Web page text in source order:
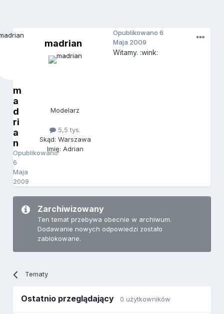
m
a
d
ri
a
n
Opublikowano
6
Maja
2009
madrian
Modelarz
5,5 tys.
Skąd: Warszawa
Imię: Adrian
Opublikowano6
Maja 2009
Witamy. :wink:
Zarchiwizowany
Ten temat przebywa obecnie w archiwum.
Dodawanie nowych odpowiedzi zostało
zablokowane.
Tematy
Ostatnio przeglądający 0 użytkowników